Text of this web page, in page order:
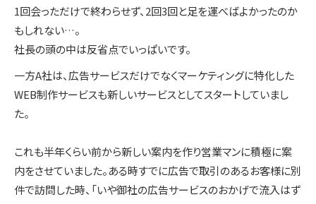
1回会っただけで終わらせず、2回3回と足を運べばよかったのか
もしれない…。
社長の頭の中は反省点でいっぱいです。
一方A社は、広告サービスだけでなくマーケティングに特化した
WEB制作サービスも新しいサービスとしてスタートしていまし
た。
これも半年くらい前から新しい案内を作り営業マンに積極に案
内をさせていました。ある時すでに広告で取引のあるお客様に別
件で訪問した時、「いや御社の広告サービスのおかげで流入はず